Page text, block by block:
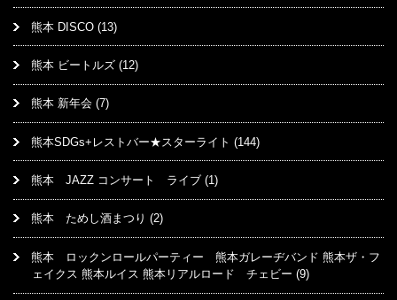
熊本 DISCO (13)
熊本 ビートルズ (12)
熊本 新年会 (7)
熊本SDGs+レストバー★スターライト (144)
熊本 JAZZ コンサート ライブ (1)
熊本 ためし酒まつり (2)
熊本 ロックンロールパーティー 熊本ガレーヂバンド 熊本ザ・フ
ェイクス 熊本ルイス 熊本リアルロード チェビー (9)